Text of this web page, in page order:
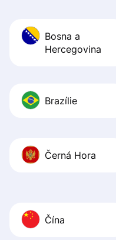
Bosna a
Hercegovina
Brazílie
Černá Hora
Čína